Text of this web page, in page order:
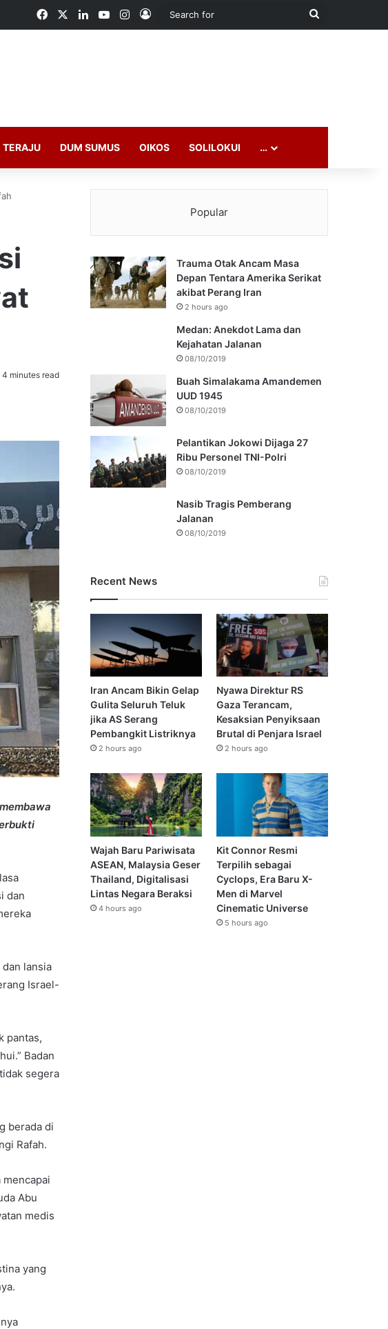
FacebookLinkedInYouTubeInstagram
Log In
Search
TERAJU DUM SUMUS OIKOS SOLILOKUI …
4 minutes read
dan
lansia
Israel-
pantas,
Badan
segera
berada di
Rafah.
Abu
medis
yang
Popular
Trauma Otak Ancam Masa
Depan Tentara Amerika Serikat
akibat Perang Iran
2 hours ago
Medan: Anekdot Lama dan
Kejahatan Jalanan
08/10/2019
Buah Simalakama Amandemen
UUD 1945
08/10/2019
Pelantikan Jokowi Dijaga 27
Ribu Personel TNI-Polri
08/10/2019
Nasib Tragis Pemberang
Jalanan
08/10/2019
Recent News
Iran Ancam Bikin Gelap
Gulita Seluruh Teluk
jika AS Serang
Pembangkit Listriknya
2 hours ago
Nyawa Direktur RS
Gaza Terancam,
Kesaksian Penyiksaan
Brutal di Penjara Israel
2 hours ago
Wajah Baru Pariwisata
ASEAN, Malaysia Geser
Thailand, Digitalisasi
Lintas Negara Beraksi
4 hours ago
Kit Connor Resmi
Terpilih sebagai
Cyclops, Era Baru X-
Men di Marvel
Cinematic Universe
5 hours ago